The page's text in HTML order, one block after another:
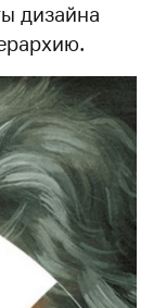
дизайна